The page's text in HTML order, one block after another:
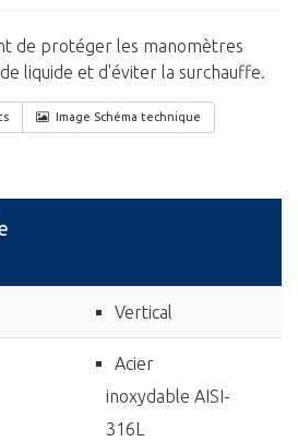
de protéger les manomètres
liquide et d'éviter la surchauffe.
Image Schéma technique
Vertical
Acier
inoxydable AISI-
316L